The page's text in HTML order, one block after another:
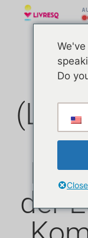
der
Do